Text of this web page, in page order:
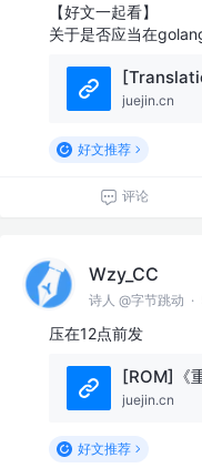
【好文一起看】
关于是否应当在
juejin.cn
好文推荐
评论
Wzy_CC
诗人 @字节跳动 ·
压在12点前发
juejin.cn
好文推荐